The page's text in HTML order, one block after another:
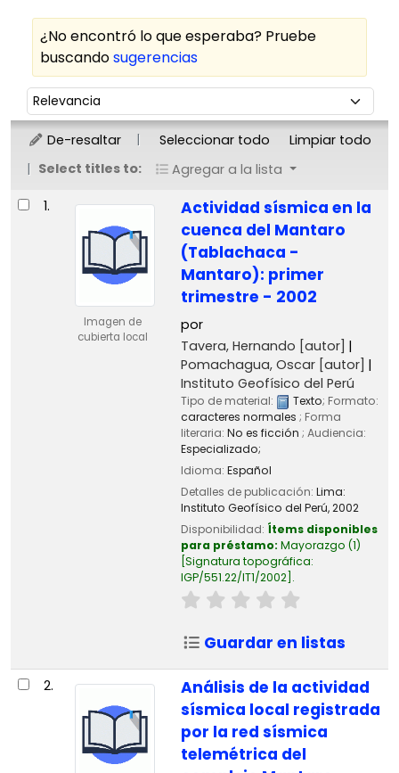
¿No encontró lo que esperaba? Pruebe
buscandosugerencias
Ordenar
Ordenar por:
De-resaltar Seleccionar todo
Limpiar todo
Select titles to:
Agregar a la lista
Resultados
1.
Imagen de
cubierta local
Actividad sísmica en la
cuenca del Mantaro
(Tablachaca -
Mantaro): primer
trimestre - 2002
por
Tavera, Hernando [autor]
Pomachagua, Oscar[autor]
Instituto Geofísico del Perú
Tipo de material: Texto; Formato:
caracteres normales ; Forma
literaria: No es ficción ; Audiencia:
Especializado;
Idioma: Español
Detalles de publicación: Lima:
Instituto Geofísico del Perú,2002
Disponibilidad: Ítems disponibles
para préstamo: Mayorazgo (1)
Signatura topográfica:
IGP/551.22/IT1/2002 .
Guardar en listas
2.
Análisis de la actividad
sísmica local registrada
por la red sísmica
telemétrica del